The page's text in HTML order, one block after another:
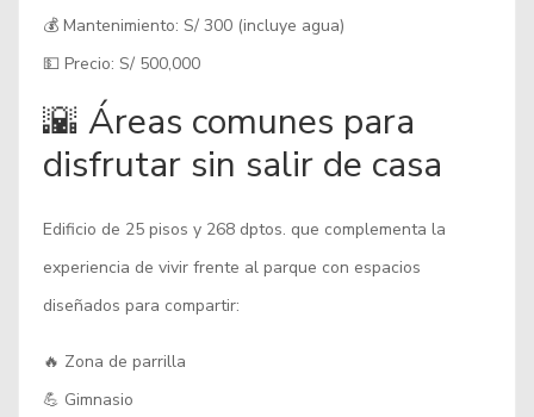
💰 Mantenimiento: S/ 300 (incluye agua)
💵 Precio: S/ 500,000
🌇 Áreas comunes para
disfrutar sin salir de casa
Edificio de 25 pisos y 268 dptos. que complementa la
experiencia de vivir frente al parque con espacios
diseñados para compartir:
🔥 Zona de parrilla
💪 Gimnasio